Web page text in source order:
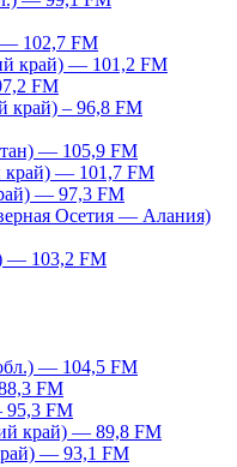
— 102,7 FM
край) — 101,2 FM
FM
край) – 96,8 FM
— 105,9 FM
край) — 101,7 FM
— 97,3 FM
Осетия — Алания)
— 103,2 FM
— 104,5 FM
FM
95,3 FM
край) — 89,8 FM
— 93,1 FM